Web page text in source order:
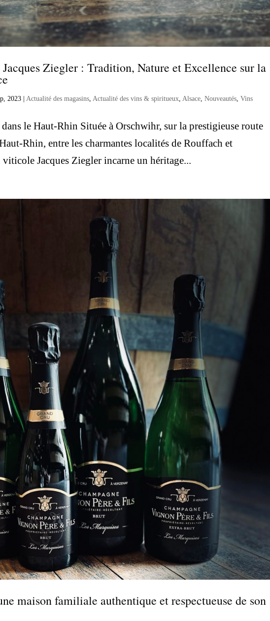
Ziegler : Tradition, Nature et Excellence sur la
2023 |Actualité des magasins,Actualité des vins & spiritueux,Alsace,Nouveautés,Vins
le Haut-Rhin Située à Orschwihr, sur la prestigieuse route
Rhin, entre les charmantes localités de Rouffach et
Jacques Ziegler incarne un héritage...
maison familiale authentique et respectueuse de son